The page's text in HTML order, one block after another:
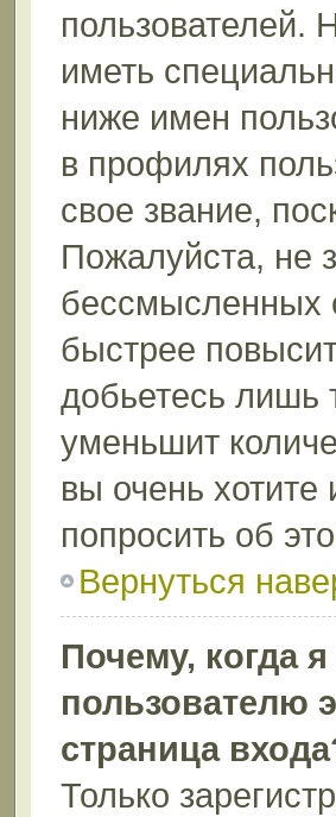
пользователей.
иметь
ниже имен
в профилях
свое звание,
Пожалуйста, не
бессмысленных
быстрее
добьетесь лишь
уменьшит
вы очень хотите
попросить об
Вернуться
Почему, когда
пользователю
страница
Только